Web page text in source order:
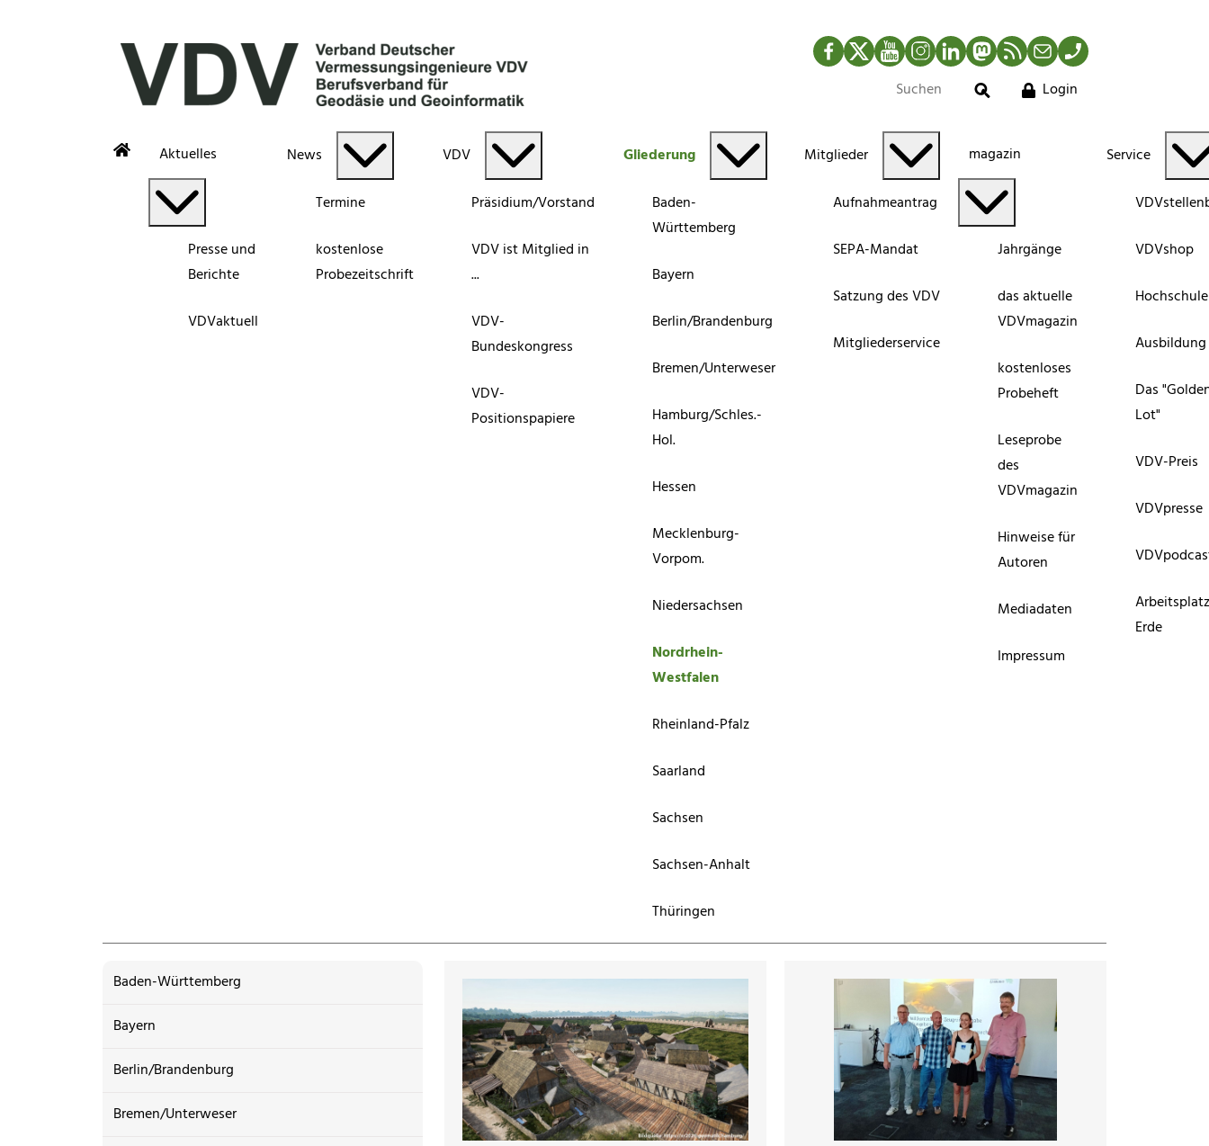
Facebook
TwitterYouTubeInstagram
LinkedInMastodonRSS-Newsfeed
MailTelefon
Suche
Login
Aktuelles
Presse und
Berichte
VDVaktuell
News
Termine
kostenlose
Probezeitschrift
VDV
Präsidium/Vorstand
VDV ist Mitglied in
...
VDV-
Bundeskongress
VDV-
Positionspapiere
Gliederung
Baden-
Württemberg
Bayern
Berlin/Brandenburg
Bremen/Unterweser
Hamburg/Schles.-
Hol.
Hessen
Mecklenburg-
Vorpom.
Niedersachsen
Nordrhein-
Westfalen
Rheinland-Pfalz
Saarland
Sachsen
Sachsen-Anhalt
Thüringen
Mitglieder
Aufnahmeantrag
SEPA-Mandat
Satzung des VDV
Mitgliederservice
magazin
Jahrgänge
das aktuelle
VDVmagazin
kostenloses
Probeheft
Leseprobe
des
VDVmagazin
Hinweise für
Autoren
Mediadaten
Impressum
Service
VDVshop
Ausbildung
Das
Lot"
VDV-Preis
VDVpresse
Erde
Baden-Württemberg
Bayern
Berlin/Brandenburg
Bremen/Unterweser